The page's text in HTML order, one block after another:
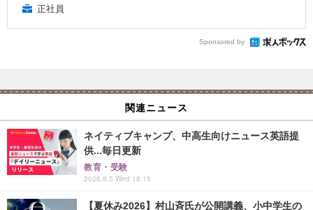
正社員
Sponsored by
関連ニュース
ネイティブキャンプ、中高生向けニュース英語提
供...毎日更新
教育・受験
2026.8.5 Wed 18:15
【夏休み2026】村山斉氏が公開講義、小中学生の